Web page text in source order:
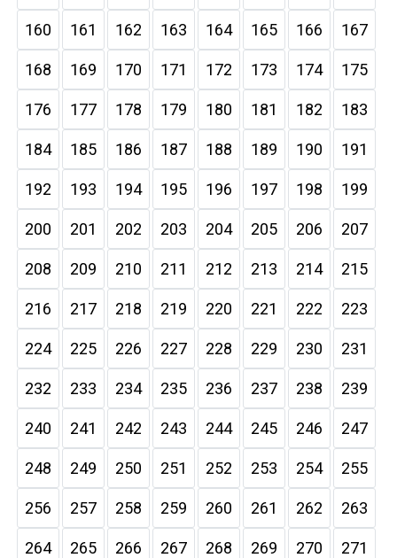
160 161 162 163 164 165 166 167
168 169 170 171 172 173 174 175
176 177 178 179 180 181 182 183
184 185 186 187 188 189 190 191
192 193 194 195 196 197 198 199
200 201 202 203 204 205 206 207
208 209 210 211 212 213 214 215
216 217 218 219 220 221 222 223
224 225 226 227 228 229 230 231
232 233 234 235 236 237 238 239
240 241 242 243 244 245 246 247
248 249 250 251 252 253 254 255
256 257 258 259 260 261 262 263
264 265 266 267 268 269 270 271